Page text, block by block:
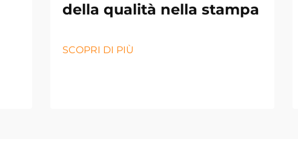
della qualità nella stampa
SCOPRI DI PIÙ